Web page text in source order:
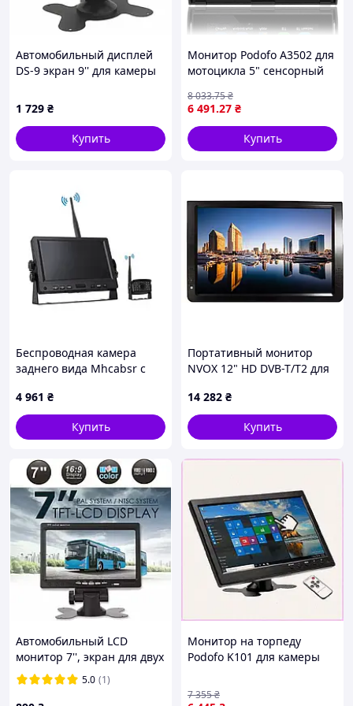
Автомобильный дисплей
DS-9 экран 9'' для камеры
1 729 ₴
Купить
Монитор Podofo A3502 для
мотоцикла 5" сенсорный
GPS черный (938459)
6 491.27 ₴
8 033.75₴
Купить
Беспроводная камера
заднего вида Mhcabsr с
парковки с функцией
записи видео
4 961 ₴
Купить
Портативный монитор
NVOX 12" HD DVB-T/T2 для
14 282 ₴
Купить
Автомобильный LCD
монитор 7'', экран для двух
камер, монитор для
камеры заднего вида
5.0 (1)
Монитор на торпеду
Podofo K101 для камеры
7 355₴